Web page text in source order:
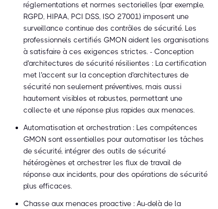
réglementations et normes sectorielles (par exemple,
RGPD, HIPAA, PCI DSS, ISO 27001) imposent une
surveillance continue des contrôles de sécurité. Les
professionnels certifiés GMON aident les organisations
à satisfaire à ces exigences strictes. - Conception
d'architectures de sécurité résilientes : La certification
met l'accent sur la conception d'architectures de
sécurité non seulement préventives, mais aussi
hautement visibles et robustes, permettant une
collecte et une réponse plus rapides aux menaces.
Automatisation et orchestration : Les compétences
GMON sont essentielles pour automatiser les tâches
de sécurité, intégrer des outils de sécurité
hétérogènes et orchestrer les flux de travail de
réponse aux incidents, pour des opérations de sécurité
plus efficaces.
Chasse aux menaces proactive : Au-delà de la